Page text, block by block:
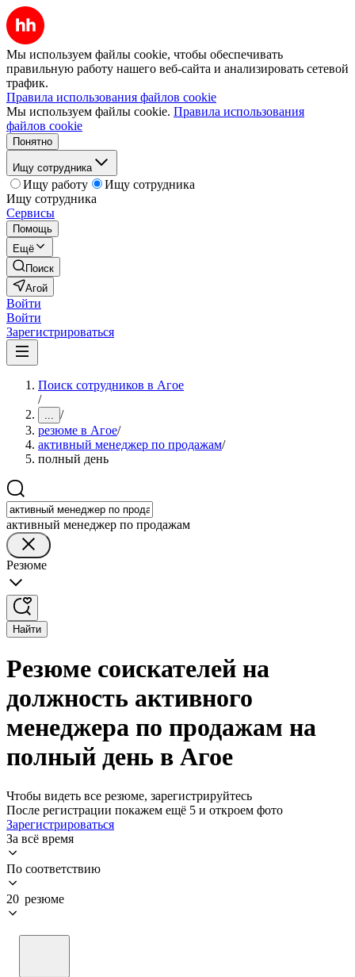
Мы используем файлы cookie, чтобы обеспечивать
правильную работу нашего веб-сайта и анализировать сетевой
трафик.
Правила использования файлов cookie
Мы используем файлы cookie. Правила использования
файлов cookie
Понятно
Ищу сотрудника
Ищу работу
Ищу сотрудника
Ищу сотрудника
Сервисы
Помощь
Ещё
Поиск
Агой
Войти
Войти
Зарегистрироваться
Поиск сотрудников в Агое
/
... /
резюме в Агое/
активный менеджер по продажам/
полный день
активный менеджер по продажам
Резюме
Найти
Резюме соискателей на
должность активного
менеджера по продажам на
полный день в Агое
Чтобы видеть все резюме, зарегистрируйтесь
После регистрации покажем ещё 5 и откроем фото
Зарегистрироваться
За всё время
По соответствию
20 резюме